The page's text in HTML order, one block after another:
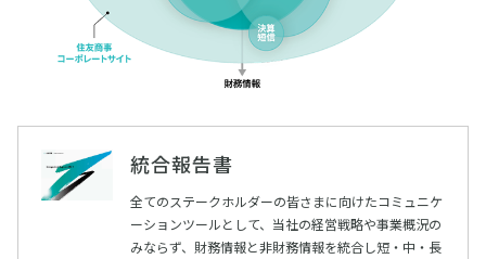
統合報告書
全てのステークホルダーの皆さまに向けたコミュニケ
ーションツールとして、当社の経営戦略や事業概況の
みならず、財務情報と非財務情報を統合し短・中・長